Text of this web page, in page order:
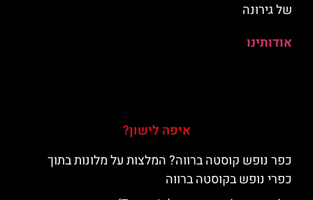
של גירונה
אודותינו
איפה לישון?
כפר נופש קוסטה ברווה? המלצות על מלונות בתוך
כפרי נופש בקוסטה ברווה